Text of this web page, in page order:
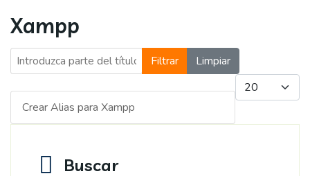
Xampp
Introduzca parte del título Filtrar
Limpiar
Cantidad a
Crear Alias para Xampp
Buscar